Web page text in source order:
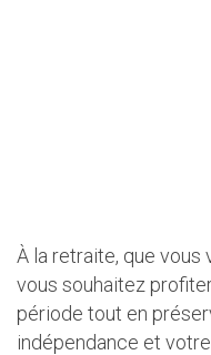
À la retraite, que vous
vous souhaitez
période tout en
indépendance et